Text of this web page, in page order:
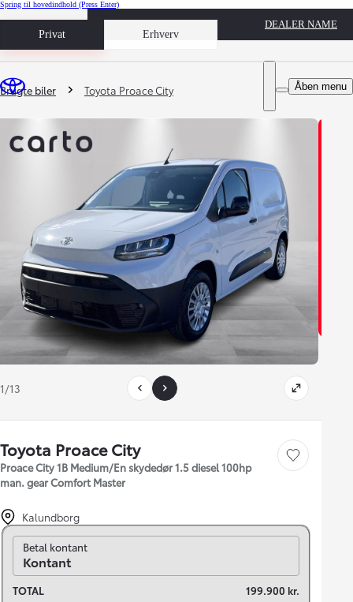
Spring til hovedindhold (Press Enter)
Privat Erhverv
Book prøvetur
DEALER NAME
Åben menu
Du er her
Brugte biler Toyota Proace City
1/13
Toyota Proace City
Proace City 1B Medium/En skydedør 1.5 diesel 100hp
man. gear Comfort Master
Gem bil
Kalundborg
Skift til finansiering
Betal kontant
Kontant
TOTAL
199.900 kr.